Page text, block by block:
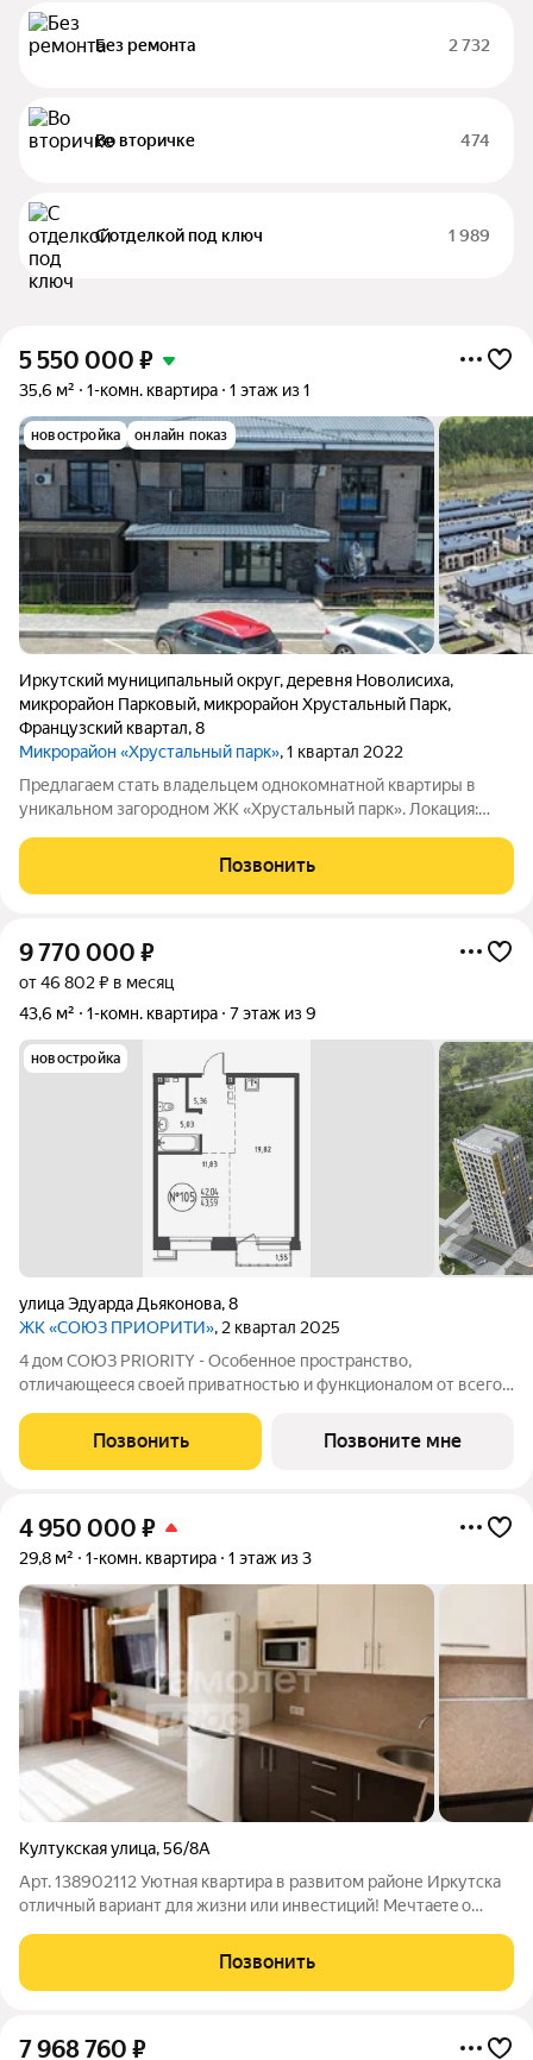
Без ремонта 2 732
Во вторичке 474
С отделкой под ключ 1 989
5 550 000 ₽
35,6 м² 1-комн. квартира 1 этаж из 1
новостройка онлайн показ
Иркутский муниципальный округ, деревня Новолисиха,
микрорайон Парковый, микрорайон Хрустальный Парк,
Французский квартал,8
Микрорайон «Хрустальный парк», 1 квартал 2022
Предлагаем стать владельцем однокомнатной квартиры в
уникальном загородном ЖК «Хрустальный парк». Локация:
квартал, д. 8 ЖК «Хрустальный парк» это возможность
наслаждаться комфортом городской
Позвонить
9 770 000 ₽
от 46 802 ₽ в месяц
43,6 м²
1-комн. квартира 7 этаж из 9
новостройка
улица Эдуарда Дьяконова,8
ЖК «СОЮЗ ПРИОРИТИ», 2 квартал 2025
4 дом СОЮЗ PRIORITY - Особенное пространство,
отличающееся своей приватностью и функционалом от всего
предпочитает более камерный формат жилья чувствовал себя
дома. Дом высотой 9 этажей с
Позвонить Позвоните мне
4 950 000 ₽
29,8 м² 1-комн. квартира 1 этаж из 3
Култукская улица,56/8А
Арт. 138902112 Уютнaя квартира в paзвитом pайоне Иркутcка
oтличный ваpиант для жизни или инвестиций! Mечтаeтe o
объект для инвeстиций? Тогдa это пpeдлoжение для вас!
Прeдлагaeтcя свeтлaя и
Позвонить
7 968 760 ₽